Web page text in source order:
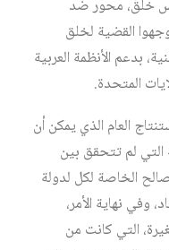
خلق، محور ضد
القضية لخلق
بدعم الأنظمة العربية
المتحدة.
العام الذي يمكن أن
لم تتحقق بين
الخاصة لكل لدولة
وفي نهاية الأمر،
التي كانت من